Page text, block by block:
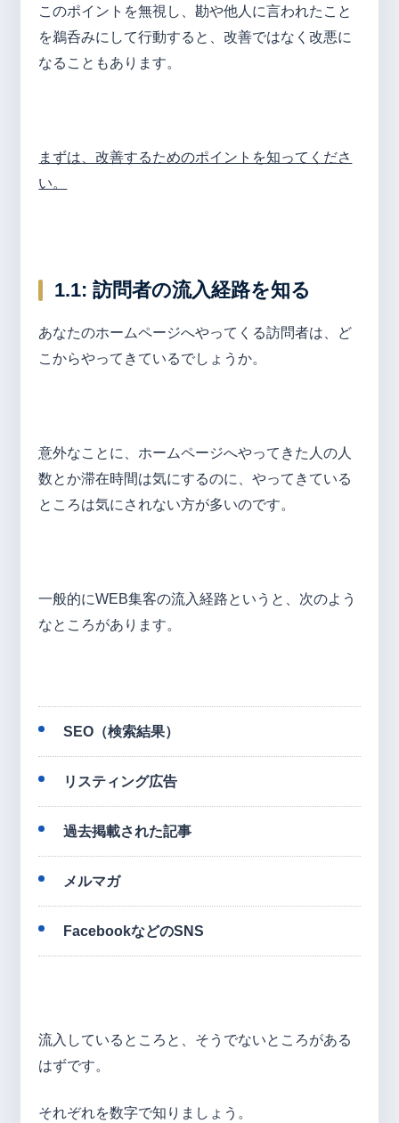
このポイントを無視し、勘や他人に言われたこと
を鵜呑みにして行動すると、改善ではなく改悪に
なることもあります。
まずは、改善するためのポイントを知ってくださ
い。
1.1:訪問者の流入経路を知る
あなたのホームページへやってくる訪問者は、ど
こからやってきているでしょうか。
意外なことに、ホームページへやってきた人の人
数とか滞在時間は気にするのに、やってきている
ところは気にされない方が多いのです。
一般的にWEB集客の流入経路というと、次のよう
なところがあります。
SEO（検索結果）
リスティング広告
過去掲載された記事
メルマガ
FacebookなどのSNS
流入しているところと、そうでないところがある
はずです。
それぞれを数字で知りましょう。